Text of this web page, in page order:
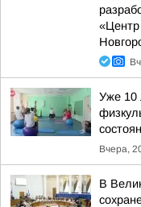
«Центр
Уже 10
Вчера,
В